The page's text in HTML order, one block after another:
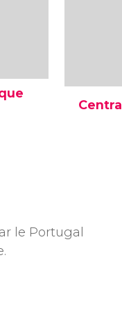
Conçu
Ng Chu
Central
mètres
étages.
le Portugal